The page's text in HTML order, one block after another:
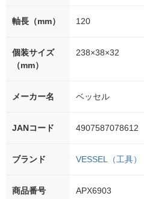
軸長（mm） 120
個装サイズ
（mm）
238×38×32
メーカー名 ベッセル
JANコード 4907587078612
ブランド VESSEL（工具）
商品番号 APX6903